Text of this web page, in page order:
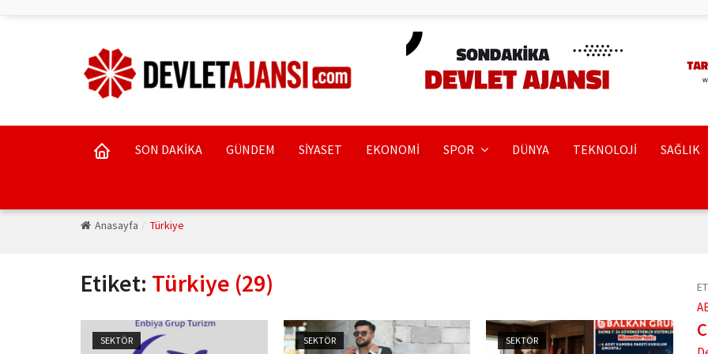
SON DAKİKA GÜNDEM SİYASET EKONOMİ SPOR DÜNYA TEKNOLOJİ SAĞLIK
Anasayfa Türkiye
Etiket: Türkiye (29)
SEKTÖR SEKTÖR SEKTÖR